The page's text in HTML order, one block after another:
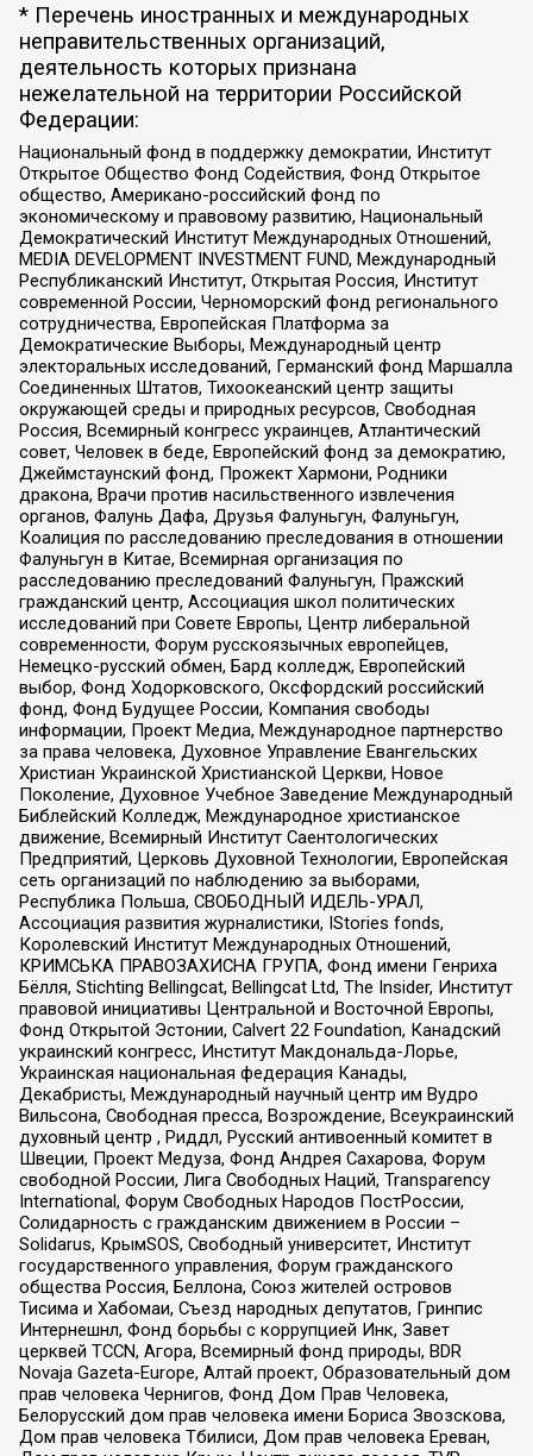
* Перечень иностранных и международных
неправительственных организаций,
деятельность которых признана
нежелательной на территории Российской
Федерации:
Национальный фонд в поддержку демократии, Институт
Открытое Общество Фонд Содействия, Фонд Открытое
общество, Американо-российский фонд по
экономическому и правовому развитию, Национальный
Демократический Институт Международных Отношений,
MEDIA DEVELOPMENT INVESTMENT FUND, Международный
Республиканский Институт, Открытая Россия, Институт
современной России, Черноморский фонд регионального
сотрудничества, Европейская Платформа за
Демократические Выборы, Международный центр
электоральных исследований, Германский фонд Маршалла
Соединенных Штатов, Тихоокеанский центр защиты
окружающей среды и природных ресурсов, Свободная
Россия, Всемирный конгресс украинцев, Атлантический
совет, Человек в беде, Европейский фонд за демократию,
Джеймстаунский фонд, Прожект Хармони, Родники
дракона, Врачи против насильственного извлечения
органов, Фалунь Дафа, Друзья Фалуньгун, Фалуньгун,
Коалиция по расследованию преследования в отношении
Фалуньгун в Китае, Всемирная организация по
расследованию преследований Фалуньгун, Пражский
гражданский центр, Ассоциация школ политических
исследований при Совете Европы, Центр либеральной
современности, Форум русскоязычных европейцев,
Немецко-русский обмен, Бард колледж, Европейский
выбор, Фонд Ходорковского, Оксфордский российский
фонд, Фонд Будущее России, Компания свободы
информации, Проект Медиа, Международное партнерство
за права человека, Духовное Управление Евангельских
Христиан Украинской Христианской Церкви, Новое
Поколение, Духовное Учебное Заведение Международный
Библейский Колледж, Международное христианское
движение, Всемирный Институт Саентологических
Предприятий, Церковь Духовной Технологии, Европейская
сеть организаций по наблюдению за выборами,
Республика Польша, СВОБОДНЫЙ ИДЕЛЬ-УРАЛ,
Ассоциация развития журналистики, IStories fonds,
Королевский Институт Международных Отношений,
КРИМСЬКА ПРАВОЗАХИСНА ГРУПА, Фонд имени Генриха
Бёлля, Stichting Bellingcat, Bellingcat Ltd, The Insider, Институт
правовой инициативы Центральной и Восточной Европы,
Фонд Открытой Эстонии, Calvert 22 Foundation, Канадский
украинский конгресс, Институт Макдональда-Лорье,
Украинская национальная федерация Канады,
Декабристы, Международный научный центр им Вудро
Вильсона, Свободная пресса, Возрождение, Всеукраинский
духовный центр , Риддл, Русский антивоенный комитет в
Швеции, Проект Медуза, Фонд Андрея Сахарова, Форум
свободной России, Лига Свободных Наций, Transparеncy
International, Форум Свободных Народов ПостРоссии,
Солидарность с гражданским движением в России –
Solidarus, КрымSOS, Свободный университет, Институт
государственного управления, Форум гражданского
общества Россия, Беллона, Союз жителей островов
Тисима и Хабомаи, Съезд народных депутатов, Гринпис
Интернешнл, Фонд борьбы с коррупцией Инк, Завет
церквей TCCN, Агора, Всемирный фонд природы, BDR
Novaja Gazeta-Europe, Алтай проект, Образовательный дом
прав человека Чернигов, Фонд Дом Прав Человека,
Белорусский дом прав человека имени Бориса Звозскова,
Дом прав человека Тбилиси, Дом прав человека Ереван,